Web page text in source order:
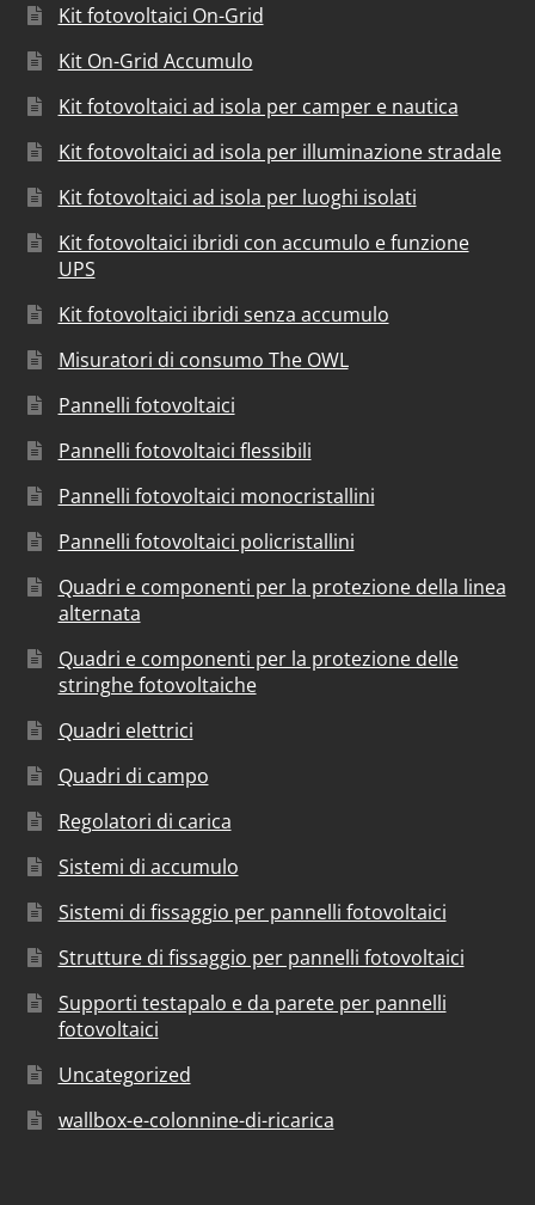
Kit fotovoltaici On-Grid
Kit On-Grid Accumulo
Kit fotovoltaici ad isola per camper e nautica
Kit fotovoltaici ad isola per illuminazione stradale
Kit fotovoltaici ad isola per luoghi isolati
Kit fotovoltaici ibridi con accumulo e funzione
UPS
Kit fotovoltaici ibridi senza accumulo
Misuratori di consumo The OWL
Pannelli fotovoltaici
Pannelli fotovoltaici flessibili
Pannelli fotovoltaici monocristallini
Pannelli fotovoltaici policristallini
Quadri e componenti per la protezione della linea
alternata
Quadri e componenti per la protezione delle
stringhe fotovoltaiche
Quadri elettrici
Quadri di campo
Regolatori di carica
Sistemi di accumulo
Sistemi di fissaggio per pannelli fotovoltaici
Strutture di fissaggio per pannelli fotovoltaici
Supporti testapalo e da parete per pannelli
fotovoltaici
Uncategorized
wallbox-e-colonnine-di-ricarica